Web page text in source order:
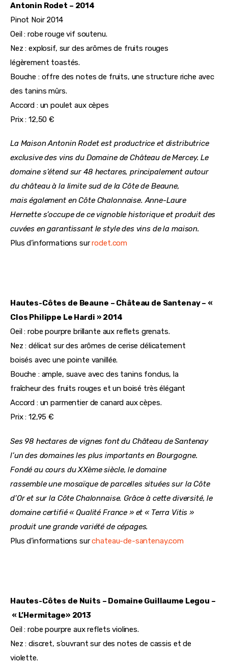
Antonin Rodet – 2014
Pinot Noir 2014
Oeil : robe rouge vif soutenu.
Nez : explosif, sur des arômes de fruits rouges
légèrement toastés.
Bouche : offre des notes de fruits, une structure riche avec
des tanins mûrs.
Accord : un poulet aux cèpes
Prix : 12,50 €
La Maison Antonin Rodet est productrice et distributrice
exclusive des vins du Domaine de Château de Mercey. Le
domaine s’étend sur 48 hectares, principalement autour
du château à la limite sud de la Côte de Beaune,
mais également en Côte Chalonnaise. Anne-Laure
Hernette s’occupe de ce vignoble historique et produit des
cuvées en garantissant le style des vins de la maison.
Plus d’informations sur rodet.com
Hautes-Côtes de Beaune – Château de Santenay – «
Clos Philippe Le Hardi » 2014
Oeil : robe pourpre brillante aux reflets grenats.
Nez : délicat sur des arômes de cerise délicatement
boisés avec une pointe vanillée.
Bouche : ample, suave avec des tanins fondus, la
fraîcheur des fruits rouges et un boisé très élégant
Accord : un parmentier de canard aux cèpes.
Prix : 12,95 €
Ses 98 hectares de vignes font du Château de Santenay
l’un des domaines les plus importants en Bourgogne.
Fondé au cours du XXème siècle, le domaine
rassemble une mosaïque de parcelles situées sur la Côte
d’Or et sur la Côte Chalonnaise. Grâce à cette diversité, le
domaine certifié « Qualité France » et « Terra Vitis »
produit une grande variété de cépages.
Plus d’informations sur chateau-de-santenay.com
Hautes-Côtes de Nuits – Domaine Guillaume Legou –
« L’Hermitage» 2013
Oeil : robe pourpre aux reflets violines.
Nez : discret, s’ouvrant sur des notes de cassis et de
violette.